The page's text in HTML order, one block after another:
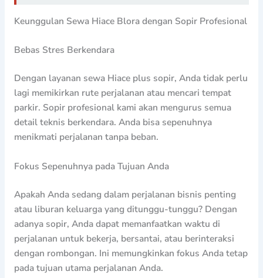
Keunggulan Sewa Hiace Blora dengan Sopir Profesional
Bebas Stres Berkendara
Dengan layanan sewa Hiace plus sopir, Anda tidak perlu
lagi memikirkan rute perjalanan atau mencari tempat
parkir. Sopir profesional kami akan mengurus semua
detail teknis berkendara. Anda bisa sepenuhnya
menikmati perjalanan tanpa beban.
Fokus Sepenuhnya pada Tujuan Anda
Apakah Anda sedang dalam perjalanan bisnis penting
atau liburan keluarga yang ditunggu-tunggu? Dengan
adanya sopir, Anda dapat memanfaatkan waktu di
perjalanan untuk bekerja, bersantai, atau berinteraksi
dengan rombongan. Ini memungkinkan fokus Anda tetap
pada tujuan utama perjalanan Anda.